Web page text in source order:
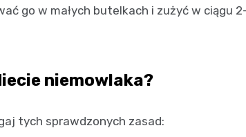
go w małych butelkach i zużyć w ciągu
niemowlaka?
tych sprawdzonych zasad: